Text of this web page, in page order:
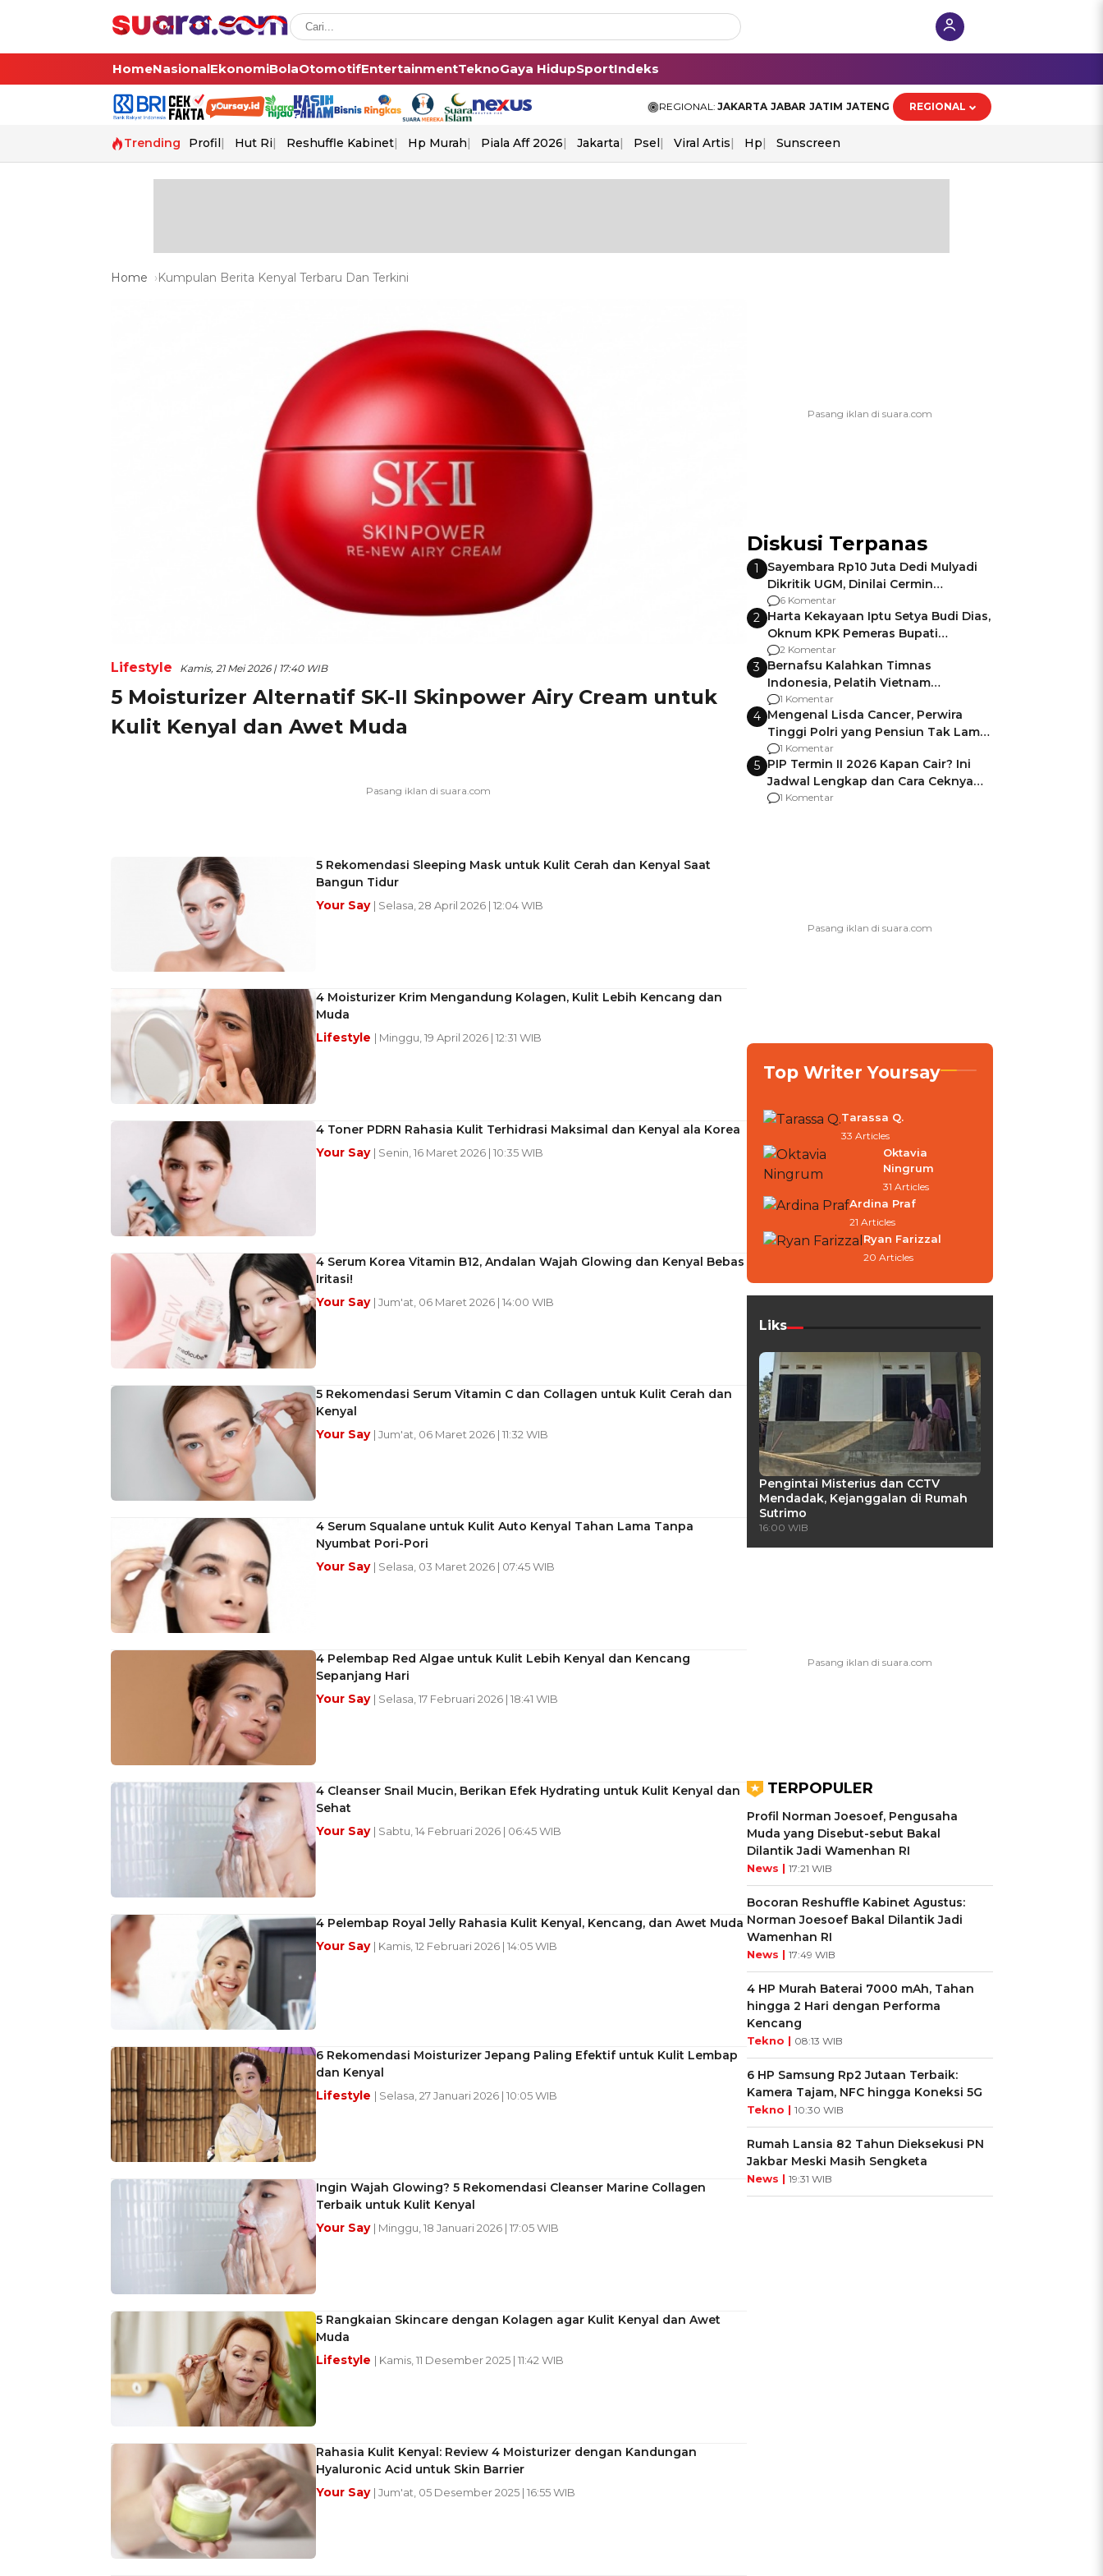
HomeNasionalEkonomiBolaOtomotifEntertainmentTeknoGaya HidupSportIndeks
REGIONAL: JAKARTA JABAR JATIM JATENG REGIONAL
Trending Profil Hut Ri Reshuffle Kabinet Hp Murah Piala Aff 2026 Jakarta Psel Viral Artis Hp Sunscreen
Home Kumpulan Berita Kenyal Terbaru Dan Terkini
Lifestyle Kamis, 21 Mei 2026 | 17:40 WIB
5 Moisturizer Alternatif SK-II Skinpower Airy Cream untuk
Kulit Kenyal dan Awet Muda
5 Rekomendasi Sleeping Mask untuk Kulit Cerah dan Kenyal Saat
Bangun Tidur
Your Say | Selasa, 28 April 2026 | 12:04 WIB
4 Moisturizer Krim Mengandung Kolagen, Kulit Lebih Kencang dan
Muda
Lifestyle | Minggu, 19 April 2026 | 12:31 WIB
4 Toner PDRN Rahasia Kulit Terhidrasi Maksimal dan Kenyal ala Korea
Your Say | Senin, 16 Maret 2026 | 10:35 WIB
4 Serum Korea Vitamin B12, Andalan Wajah Glowing dan Kenyal Bebas
Iritasi!
Your Say | Jum'at, 06 Maret 2026 | 14:00 WIB
5 Rekomendasi Serum Vitamin C dan Collagen untuk Kulit Cerah dan
Kenyal
Your Say | Jum'at, 06 Maret 2026 | 11:32 WIB
4 Serum Squalane untuk Kulit Auto Kenyal Tahan Lama Tanpa
Nyumbat Pori-Pori
Your Say | Selasa, 03 Maret 2026 | 07:45 WIB
4 Pelembap Red Algae untuk Kulit Lebih Kenyal dan Kencang
Sepanjang Hari
Your Say | Selasa, 17 Februari 2026 | 18:41 WIB
4 Cleanser Snail Mucin, Berikan Efek Hydrating untuk Kulit Kenyal dan
Sehat
Your Say | Sabtu, 14 Februari 2026 | 06:45 WIB
4 Pelembap Royal Jelly Rahasia Kulit Kenyal, Kencang, dan Awet Muda
Your Say | Kamis, 12 Februari 2026 | 14:05 WIB
6 Rekomendasi Moisturizer Jepang Paling Efektif untuk Kulit Lembap
dan Kenyal
Lifestyle | Selasa, 27 Januari 2026 | 10:05 WIB
Ingin Wajah Glowing? 5 Rekomendasi Cleanser Marine Collagen
Terbaik untuk Kulit Kenyal
Your Say | Minggu, 18 Januari 2026 | 17:05 WIB
5 Rangkaian Skincare dengan Kolagen agar Kulit Kenyal dan Awet
Muda
Lifestyle | Kamis, 11 Desember 2025 | 11:42 WIB
Rahasia Kulit Kenyal: Review 4 Moisturizer dengan Kandungan
Hyaluronic Acid untuk Skin Barrier
Your Say | Jum'at, 05 Desember 2025 | 16:55 WIB
Diskusi Terpanas
1
Sayembara Rp10 Juta Dedi Mulyadi
Dikritik UGM, Dinilai Cermin
Gagalnya Negara Jamin Keamanan
6 Komentar
2 Harta Kekayaan Iptu Setya Budi Dias,
Oknum KPK Pemeras Bupati
Pemalang
2 Komentar
3 Bernafsu Kalahkan Timnas
Indonesia, Pelatih Vietnam
Berencana Pakai Jimat di Pakansari
1 Komentar
4 Mengenal Lisda Cancer, Perwira
Tinggi Polri yang Pensiun Tak Lama
Usai Jadi Brigjen
1 Komentar
5 PIP Termin II 2026 Kapan Cair? Ini
Jadwal Lengkap dan Cara Ceknya
agar Dana Tidak Hangus!
1 Komentar
Top Writer Yoursay
Tarassa Q.
33 Articles
Oktavia
Ningrum
31 Articles
Ardina Praf
21 Articles
Ryan Farizzal
20 Articles
Liks
Pengintai Misterius dan CCTV
Mendadak, Kejanggalan di Rumah
Sutrimo
16:00 WIB
TERPOPULER
Profil Norman Joesoef, Pengusaha
Muda yang Disebut-sebut Bakal
Dilantik Jadi Wamenhan RI
News | 17:21 WIB
Bocoran Reshuffle Kabinet Agustus:
Norman Joesoef Bakal Dilantik Jadi
Wamenhan RI
News | 17:49 WIB
4 HP Murah Baterai 7000 mAh, Tahan
hingga 2 Hari dengan Performa
Kencang
Tekno | 08:13 WIB
6 HP Samsung Rp2 Jutaan Terbaik:
Kamera Tajam, NFC hingga Koneksi 5G
Tekno | 10:30 WIB
Rumah Lansia 82 Tahun Dieksekusi PN
Jakbar Meski Masih Sengketa
News | 19:31 WIB